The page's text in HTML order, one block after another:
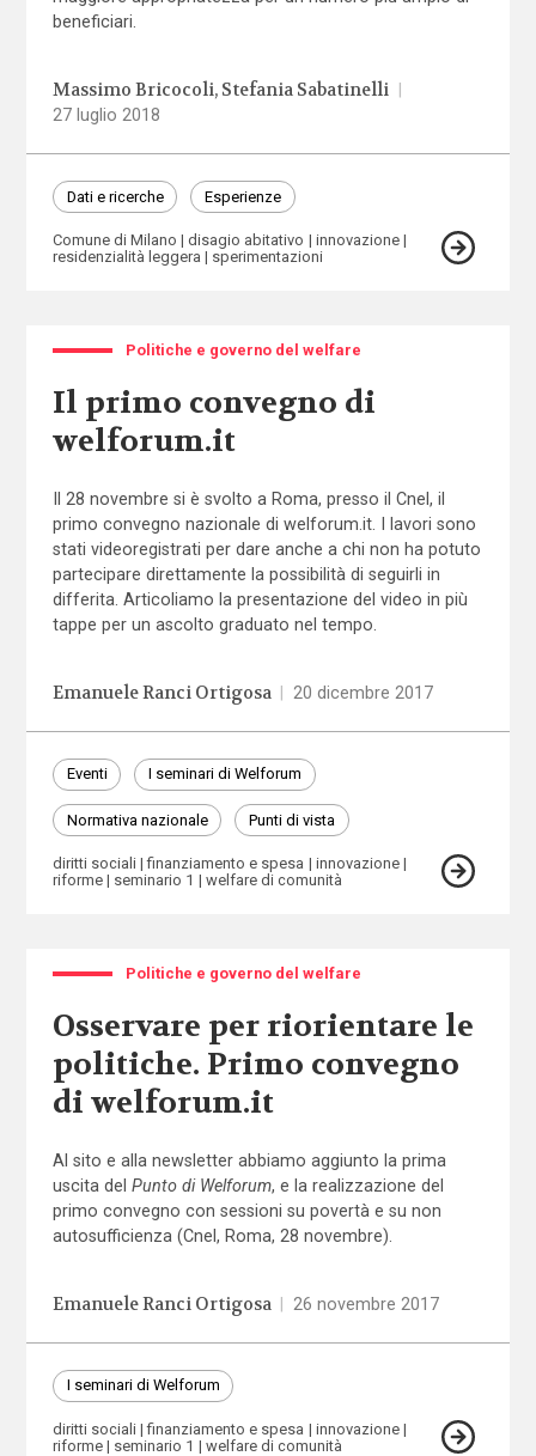
beneficiari.
Massimo Bricocoli Stefania Sabatinelli
27 luglio 2018
Dati e ricerche Esperienze
Comune di Milano disagio abitativo
innovazione
residenzialità leggera
sperimentazioni
Politiche e governo del welfare
Il primo convegno di
welforum.it
Il 28 novembre si è svolto a Roma, presso il Cnel, il
primo convegno nazionale di welforum.it. I lavori sono
stati videoregistrati per dare anche a chi non ha potuto
partecipare direttamente la possibilità di seguirli in
differita. Articoliamo la presentazione del video in più
tappe per un ascolto graduato nel tempo.
Emanuele Ranci Ortigosa 20 dicembre 2017
Eventi I seminari di Welforum
Normativa nazionale Punti di vista
diritti sociali finanziamento e spesa
innovazione
riforme
seminario 1 welfare di comunità
Politiche e governo del welfare
Osservare per riorientare le
politiche. Primo convegno
di welforum.it
Al sito e alla newsletter abbiamo aggiunto la prima
uscita del Punto di Welforum, e la realizzazione del
primo convegno con sessioni su povertà e su non
autosufficienza (Cnel, Roma, 28 novembre).
Emanuele Ranci Ortigosa 26 novembre 2017
I seminari di Welforum
diritti sociali finanziamento e spesa
innovazione
riforme
seminario 1 welfare di comunità